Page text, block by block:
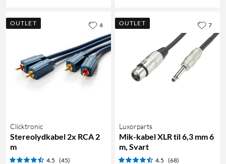
OUTLET
Clicktronic
Stereolydkabel 2x RCA 2
m
4.5 (45)
4 OUTLET
Luxorparts
Mik-kabel XLR til 6,3 mm 6
m, Svart
4.5 (68)
7